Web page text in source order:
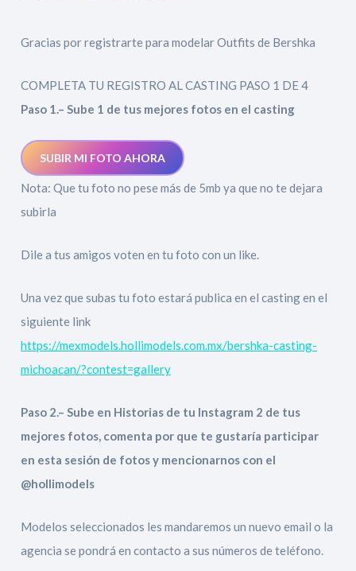
Gracias por registrarte para modelar Outfits de Bershka
COMPLETA TU REGISTRO AL CASTING PASO 1 DE 4
Paso 1.– Sube 1 de tus mejores fotos en el casting
SUBIR MI FOTO AHORA
Nota: Que tu foto no pese más de 5mb ya que no te dejara
subirla
Dile a tus amigos voten en tu foto con un like.
Una vez que subas tu foto estará publica en el casting en el
siguiente link
https://mexmodels.hollimodels.com.mx/bershka-casting-
michoacan/?contest=gallery
Paso 2.– Sube en Historias de tu Instagram 2 de tus
mejores fotos, comenta por que te gustaría participar
en esta sesión de fotos y mencionarnos con el
@hollimodels
Modelos seleccionados les mandaremos un nuevo email o la
agencia se pondrá en contacto a sus números de teléfono.